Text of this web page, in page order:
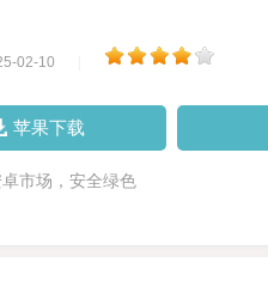
02-10
苹果下载
市场，安全绿色